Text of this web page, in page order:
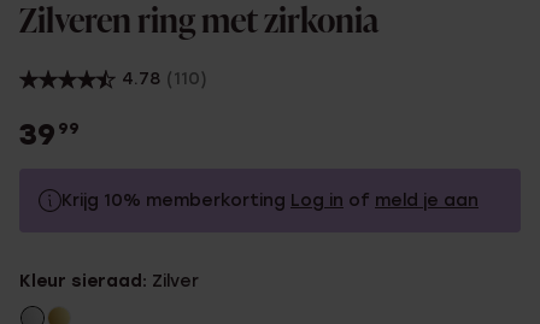
Zilveren ring met zirkonia
4.78 (110)
39 99
Krijg 10% memberkorting Log in of meld je aan
Zonder memberkorting
Kleur sieraad: Zilver